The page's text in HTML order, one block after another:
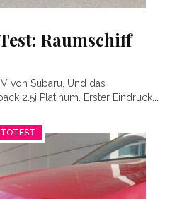
Raumschiff
von Subaru. Und das
2.5i Platinum. Erster Eindruck...